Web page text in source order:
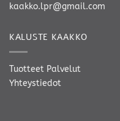
kaakko.lpr@gmail.com
KALUSTE KAAKKO
Tuotteet Palvelut
Yhteystiedot